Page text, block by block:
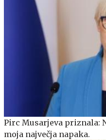
Pirc Musarjeva priznala:
moja največja napaka.